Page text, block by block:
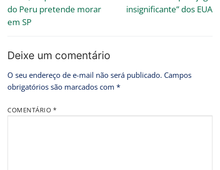
do Peru pretende morar
em SP
insignificante” dos EUA
Deixe um comentário
O seu endereço de e-mail não será publicado. Campos
obrigatórios são marcados com *
COMENTÁRIO *